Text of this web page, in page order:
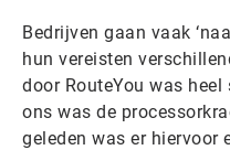
Bedrijven gaan vaak
hun vereisten
door RouteYou was heel
ons was de
geleden was er hiervoor